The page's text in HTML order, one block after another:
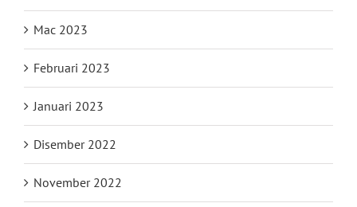
Mac 2023
Februari 2023
Januari 2023
Disember 2022
November 2022